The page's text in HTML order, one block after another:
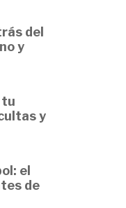
del
y
tu
y
el
de